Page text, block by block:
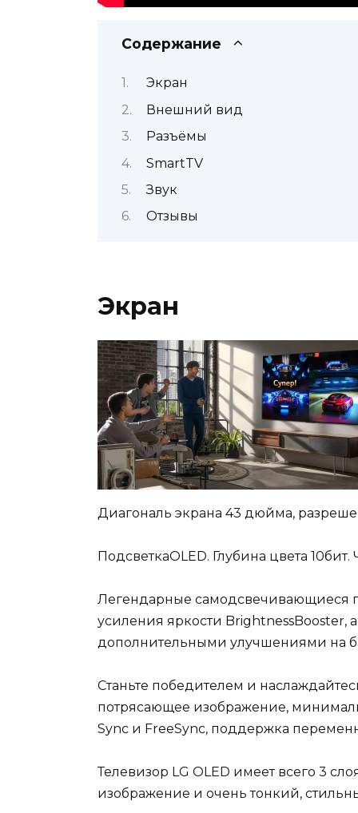
Содержание
Экран
Внешний вид
Разъёмы
SmartTV
Звук
Отзывы
Экран
Диагональ экрана 43 дюйма,
ПодсветкаOLED. Глубина цвета 10бит.
Легендарные самодсвечивающиеся
усиления яркости BrightnessBooster,
дополнительными улучшениями на
Станьте победителем и
потрясающее изображение,
Sync и FreeSync, поддержка
Телевизор LG OLED имеет всего 3
изображение и очень тонкий,